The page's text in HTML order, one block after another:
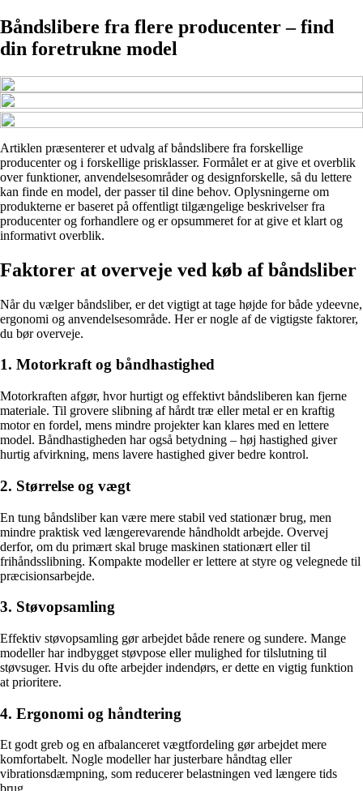
Båndslibere fra flere producenter – find
din foretrukne model
Artiklen præsenterer et udvalg af båndslibere fra forskellige
producenter og i forskellige prisklasser. Formålet er at give et overblik
over funktioner, anvendelsesområder og designforskelle, så du lettere
kan finde en model, der passer til dine behov. Oplysningerne om
produkterne er baseret på offentligt tilgængelige beskrivelser fra
producenter og forhandlere og er opsummeret for at give et klart og
informativt overblik.
Faktorer at overveje ved køb af båndsliber
Når du vælger båndsliber, er det vigtigt at tage højde for både ydeevne,
ergonomi og anvendelsesområde. Her er nogle af de vigtigste faktorer,
du bør overveje.
1. Motorkraft og båndhastighed
Motorkraften afgør, hvor hurtigt og effektivt båndsliberen kan fjerne
materiale. Til grovere slibning af hårdt træ eller metal er en kraftig
motor en fordel, mens mindre projekter kan klares med en lettere
model. Båndhastigheden har også betydning – høj hastighed giver
hurtig afvirkning, mens lavere hastighed giver bedre kontrol.
2. Størrelse og vægt
En tung båndsliber kan være mere stabil ved stationær brug, men
mindre praktisk ved længerevarende håndholdt arbejde. Overvej
derfor, om du primært skal bruge maskinen stationært eller til
frihåndsslibning. Kompakte modeller er lettere at styre og velegnede til
præcisionsarbejde.
3. Støvopsamling
Effektiv støvopsamling gør arbejdet både renere og sundere. Mange
modeller har indbygget støvpose eller mulighed for tilslutning til
støvsuger. Hvis du ofte arbejder indendørs, er dette en vigtig funktion
at prioritere.
4. Ergonomi og håndtering
Et godt greb og en afbalanceret vægtfordeling gør arbejdet mere
komfortabelt. Nogle modeller har justerbare håndtag eller
vibrationsdæmpning, som reducerer belastningen ved længere tids